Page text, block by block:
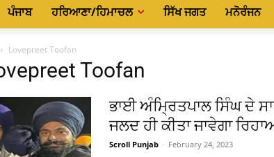
ਪੰਜਾਬ ਹਰਿਆਣਾ/ਹਿਮਾਚਲ ਸਿੱਖ ਜਗਤ ਮਨੋਰੰਜਨ
Lovepreet Toofan
Toofan
ਭਾਈ ਅੰਮ੍ਰਿਤਪਾਲ ਸਿੰਘ ਦੇ
ਜਲਦ ਹੀ ਕੀਤਾ ਜਾਵੇਗਾ
Scroll Punjab - February 24, 2023